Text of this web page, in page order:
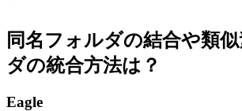
同名フォルダの結合や類
ダの統合方法は？
Eagle